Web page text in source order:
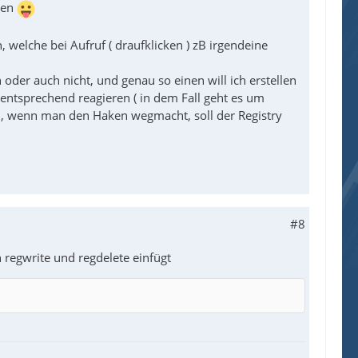
welche bei Aufruf ( draufklicken ) zB irgendeine
auch nicht, und genau so einen will ich erstellen
reagieren ( in dem Fall geht es um
man den Haken wegmacht, soll der Registry
#8
und regdelete einfügt